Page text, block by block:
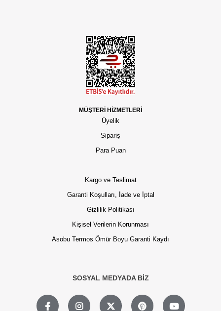
MÜŞTERİ HİZMETLERİ
Üyelik
Sipariş
Para Puan
Kargo ve Teslimat
Garanti Koşulları, İade ve İptal
Gizlilik Politikası
Kişisel Verilerin Korunması
Asobu Termos Ömür Boyu Garanti Kaydı
SOSYAL MEDYADA BİZ